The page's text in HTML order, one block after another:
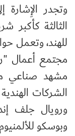
وتجدر الإِشارة
الثالثة كأكبر
مجتمع أعمال
مشهد صناعي
الشركات
ورويال جلف
وبوسكو